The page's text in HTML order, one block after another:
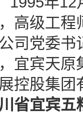
高级工
司党委
宜宾天
控股集
省宜宾五